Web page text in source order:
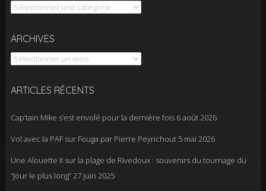
Catégories
ARCHIVES
Archives
ARTICLES RÉCENTS
Cap’tain Mike s’est envolé pour la dernière fois 6 août 2026
Vol avec la PAF sur Fouga par Pierre Peyrichout 5 mai 2026
Une Alouette II sur la plage de Rivedoux : souvenirs du tournage du
“Jour le plus long”27 juin 2025